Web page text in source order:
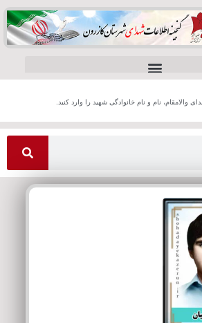
والامقام، نام و نام خانوادگی شهید را وارد کنید.